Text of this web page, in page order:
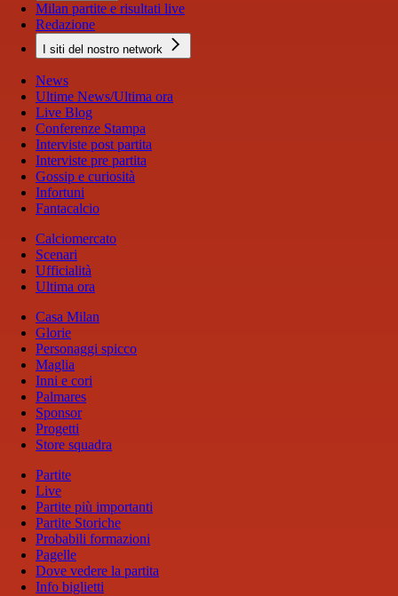
Milan partite e risultati live
Redazione
I siti del nostro network
News
Ultime News/Ultima ora
Live Blog
Conferenze Stampa
Interviste post partita
Interviste pre partita
Gossip e curiosità
Infortuni
Fantacalcio
Calciomercato
Scenari
Ufficialità
Ultima ora
Casa Milan
Glorie
Personaggi spicco
Maglia
Inni e cori
Palmares
Sponsor
Progetti
Store squadra
Partite
Live
Partite più importanti
Partite Storiche
Probabili formazioni
Pagelle
Dove vedere la partita
Info biglietti